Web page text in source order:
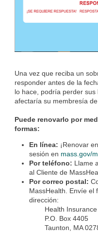
Una vez que reciba un
responder antes de la
lo hace, podría perder
afectaría su membresía
Puede renovarlo por
formas:
En línea: ¡Renovar
sesión en mass.gov/
Por teléfono: Llame
al Cliente de
Por correo postal:
MassHealth. Envíe el
dirección:
Health
P.O. Box 4405
Taunton, MA